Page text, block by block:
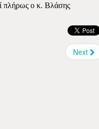
πλήρως ο κ. Βλάσης
Next